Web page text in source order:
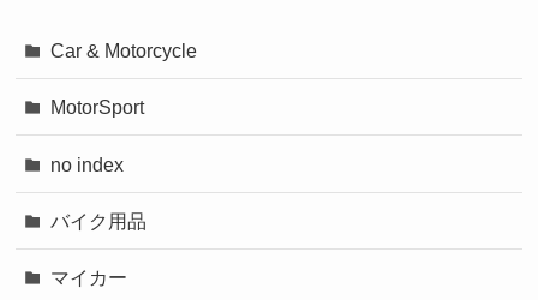
Car & Motorcycle
MotorSport
no index
バイク用品
マイカー